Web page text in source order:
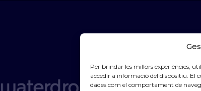
Per brindar les millors experiències,
accedir a informació del dispositiu. El
dades com el comportament de